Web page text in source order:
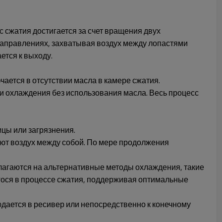
достигается за счет вращения двух
захватывая воздух между лопастями
к выходу.
в отсутствии масла в камере сжатия.
без использования масла. Весь процесс
или загрязнения.
воздух между собой. По мере продолжения
на альтернативные методы охлаждения, такие
в процессе сжатия, поддерживая оптимальные
в ресивер или непосредственно к конечному